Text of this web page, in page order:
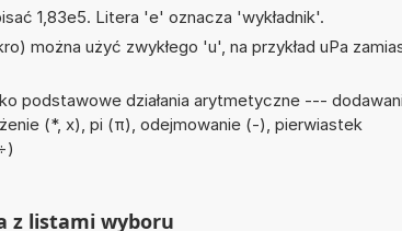
1,83e5. Litera 'e' oznacza 'wykładnik'.
można użyć zwykłego 'u', na przykład uPa
podstawowe działania arytmetyczne ---
(*, x), pi (π), odejmowanie (-), pierwiastek
z listami wyboru